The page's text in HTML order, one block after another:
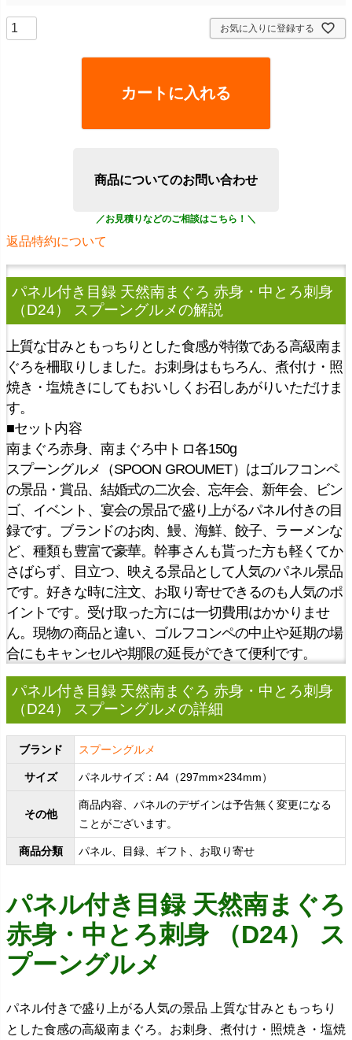
お気に入りに登録する
カートに入れる
商品についてのお問い合わせ
返品特約について
パネル付き目録 天然南まぐろ 赤身・中とろ刺身
（D24） スプーングルメの解説
上質な甘みともっちりとした食感が特徴である高級南ま
ぐろを柵取りしました。お刺身はもちろん、煮付け・照
焼き・塩焼きにしてもおいしくお召しあがりいただけま
す。
■セット内容
南まぐろ赤身、南まぐろ中トロ各150g
スプーングルメ（SPOON GROUMET）はゴルフコンペ
の景品・賞品、結婚式の二次会、忘年会、新年会、ビン
ゴ、イベント、宴会の景品で盛り上がるパネル付きの目
録です。ブランドのお肉、鰻、海鮮、餃子、ラーメンな
ど、種類も豊富で豪華。幹事さんも貰った方も軽くてか
さばらず、目立つ、映える景品として人気のパネル景品
です。好きな時に注文、お取り寄せできるのも人気のポ
イントです。受け取った方には一切費用はかかりませ
ん。現物の商品と違い、ゴルフコンペの中止や延期の場
合にもキャンセルや期限の延長ができて便利です。
パネル付き目録 天然南まぐろ 赤身・中とろ刺身
（D24） スプーングルメの詳細
ブランド スプーングルメ
サイズ パネルサイズ：A4（297mm×234mm）
その他
商品内容、パネルのデザインは予告無く変更になる
ことがございます。
商品分類 パネル、目録、ギフト、お取り寄せ
パネル付き目録 天然南まぐろ
赤身・中とろ刺身 （D24） ス
プーングルメ
パネル付きで盛り上がる人気の景品 上質な甘みともっちり
とした食感の高級南まぐろ。お刺身、煮付け・照焼き・塩焼